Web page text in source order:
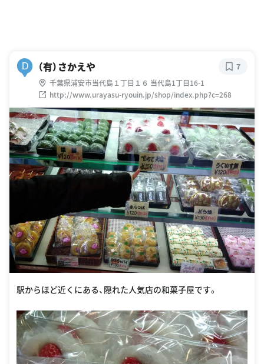
D （有）さかえや
千葉県浦安市当代島１丁目１６ 当代島1丁目16-1
http://www.urayasu-ryouin.jp/shop/index.php?c=268
7
駅からほど近くにある、隠れた人気店の和菓子屋です。